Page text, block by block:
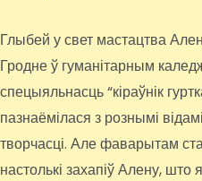
Глыбей у свет мастацтва
Гродне ў гуманітарным
спецыяльнасць “кіраўнік
пазнаёмілася з рознымі
творчасці. Але фаварытам
настолькі захапіў Алену,